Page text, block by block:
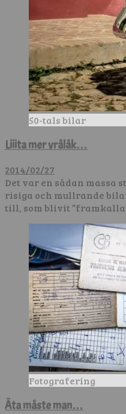
50-tals bilar
Liiita mer vrålåk…
2014/02/27
Det var en sådan massa
risiga och mullrande
till, som blivit
Fotografering
Äta måste man…